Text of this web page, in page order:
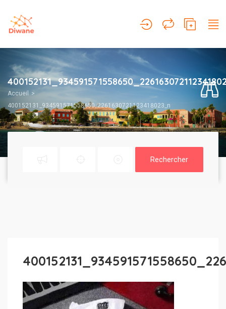
Accueil
400152131_934591571558650_2261630721123418023_n
Rechercher